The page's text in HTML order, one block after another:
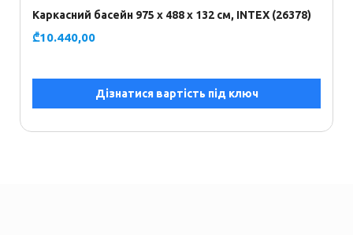
Каркасний басейн 975 х 488 х 132 см, INTEX (26378)
₾10.440,00
Дізнатися вартість під ключ